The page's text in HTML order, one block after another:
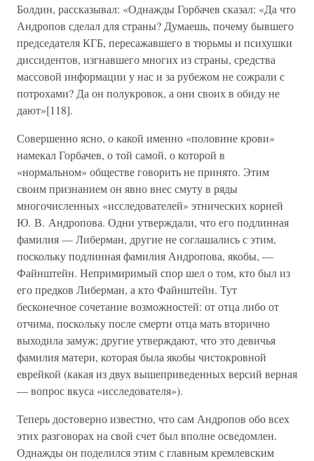
Болдин, рассказывал: «Однажды Горбачев сказал: «Да что
Андропов сделал для страны? Думаешь, почему бывшего
председателя КГБ, пересажавшего в тюрьмы и психушки
диссидентов, изгнавшего многих из страны, средства
массовой информации у нас и за рубежом не сожрали с
потрохами? Да он полукровок, а они своих в обиду не
дают»[118].
Совершенно ясно, окакой именно «половине крови»
намекал Горбачев, о той самой, о которой в
«нормальном» обществе говорить не принято. Этим
своим признанием он явно внес смуту в ряды
многочисленных «исследователей» этнических корней
Ю. В. Андропова. Одни утверждали, что его подлинная
фамилия — Либерман, другие не соглашались с этим,
поскольку подлинная фамилия Андропова, якобы, —
Файнштейн. Непримиримый спор шел о том, кто был из
его предков Либерман, а кто Файнштейн. Тут
бесконечное сочетание возможностей: от отца либо от
отчима, поскольку после смерти отца мать вторично
выходила замуж; другие утверждают, что это девичья
фамилия матери, которая была якобы чистокровной
еврейкой (какая из двух вышеприведенных версий верная
— вопрос вкуса «исследователя»).
Теперь достоверно известно, что сам Андропов обо всех
этих разговорах на свой счет был вполне осведомлен.
Однажды он поделился этим с главным кремлевским